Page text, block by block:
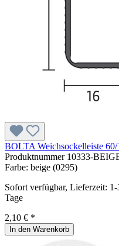
BOLTA Weichsockelleiste
Produktnummer 10333-
Farbe: beige (0295)
Sofort verfügbar, Lieferzeit:
Tage
2,10 € *
In den Warenkorb